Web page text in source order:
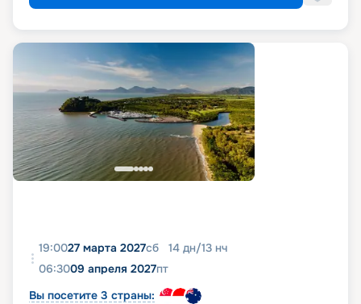
19:0027 марта 2027сб 14 дн/13 нч
06:3009 апреля 2027пт
Вы посетите 3 страны: